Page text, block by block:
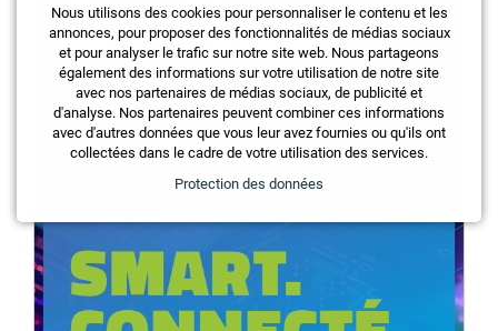
Nous utilisons des cookies pour personnaliser le contenu et les
annonces, pour proposer des fonctionnalités de médias sociaux
et pour analyser le trafic sur notre site web. Nous partageons
également des informations sur votre utilisation de notre site
avec nos partenaires de médias sociaux, de publicité et
d'analyse. Nos partenaires peuvent combiner ces informations
avec d'autres données que vous leur avez fournies ou qu'ils ont
collectées dans le cadre de votre utilisation des services.
Protection des données